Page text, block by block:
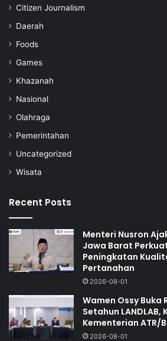
Citizen Journalism
Daerah
Foods
Games
Khazanah
Nasional
Olahraga
Pemerintahan
Uncategorized
Wisata
Recent Posts
Menteri Nusron
Jawa Barat
Peningkatan
Pertanahan
2026-08-01
Wamen Ossy Buka
Setahun LANDLAB,
Kementerian ATR/
2026-08-01